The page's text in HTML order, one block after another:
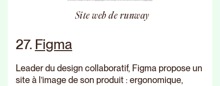
Site web de runway
27. Figma
Leader du design collaboratif, Figma propose un
site à l’image de son produit : ergonomique,